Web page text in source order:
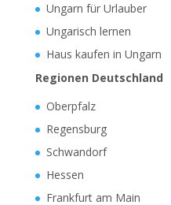
Ungarn für Urlauber
Ungarisch lernen
Haus kaufen in Ungarn
Regionen Deutschland
Oberpfalz
Regensburg
Schwandorf
Hessen
Frankfurt am Main